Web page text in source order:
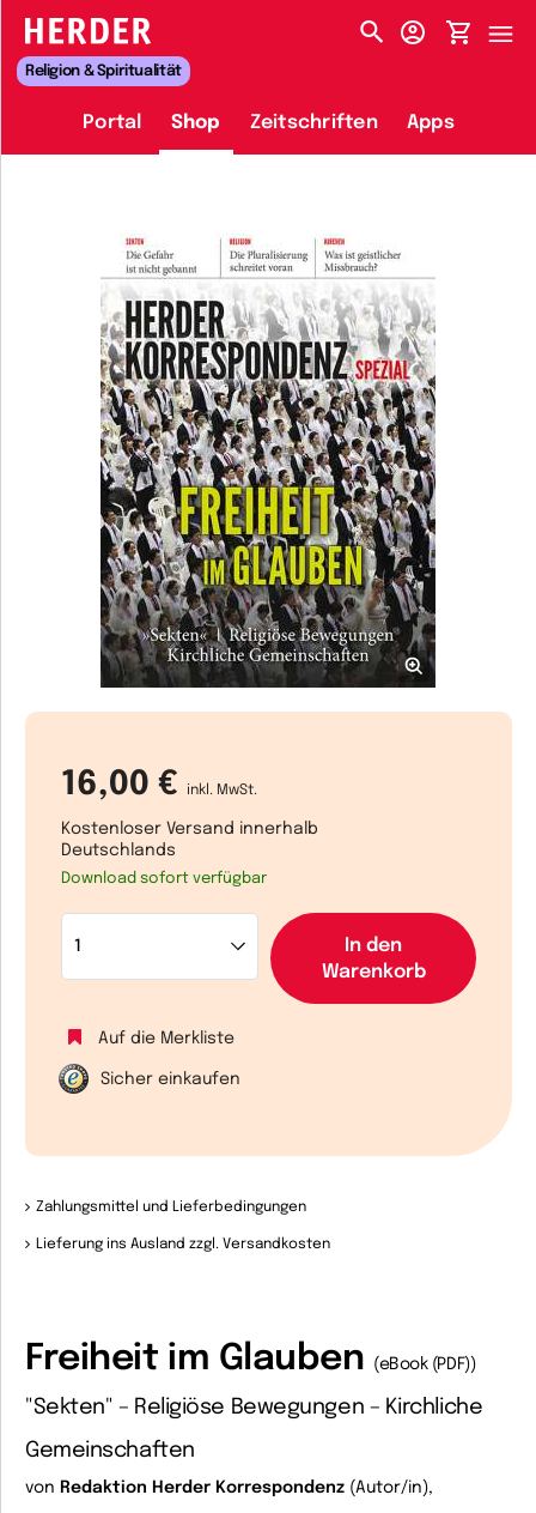
HERDER-MENÜ
Religion & Spiritualität
Portal Shop Zeitschriften Apps
16,00 € inkl. MwSt.
Kostenloser Versand innerhalb
Deutschlands
Download sofort verfügbar
In den
Warenkorb
Auf die Merkliste
Sicher einkaufen
Zahlungsmittel und Lieferbedingungen
Lieferung ins Ausland zzgl. Versandkosten
Freiheit im Glauben (eBook (PDF))
"Sekten" – Religiöse Bewegungen – Kirchliche
Gemeinschaften
von Redaktion Herder Korrespondenz (Autor/in),